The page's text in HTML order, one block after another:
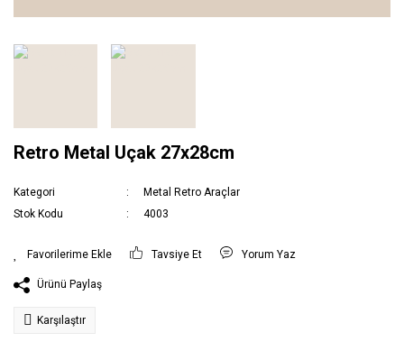
Retro Metal Uçak 27x28cm
Kategori
Metal Retro Araçlar
Stok Kodu
4003
Tavsiye Et Yorum Yaz
Ürünü Paylaş
Karşılaştır